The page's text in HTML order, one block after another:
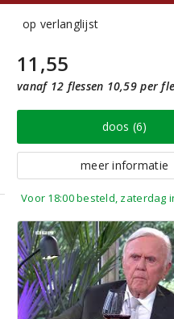
op verlanglijst
11,55
vanaf 12 flessen 10,59 per
doos (6)
meer informatie
Voor 18:00 besteld, zaterdag